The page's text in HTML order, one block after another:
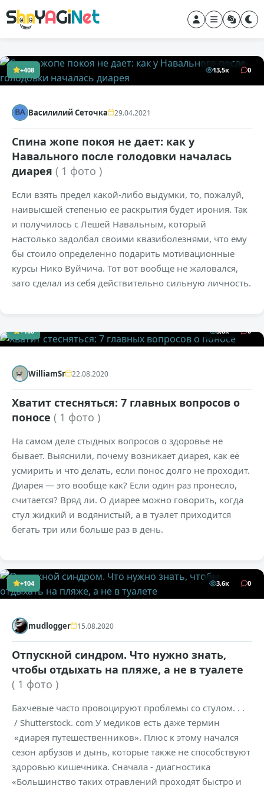
+408 13,5к 0
Василилий Сеточка 29.04.2021
Спина жопе покоя не дает: как у
Навального после голодовки началась
диарея ( 1 фото )
Если взять предел какой-либо выдумки, то, пожалуй,
наивысшей степенью ее раскрытия будет ирония. Так
и получилось с Лешей Навальным, который
настолько задолбал своими квазиболезнями, что ему
бы стоило определенно подарить мотивационные
курсы Нико Вуйчича. Тот вот вообще не жаловался,
зато сделал из себя действительно сильную личность.
+108 3,8к 0
WilliamSr 22.08.2020
Хватит стесняться: 7 главных вопросов о
поносе ( 1 фото )
На самом деле стыдных вопросов о здоровье не
бывает. Выяснили, почему возникает диарея, как её
усмирить и что делать, если понос долго не проходит.
Диарея — это вообще как? Если один раз пронесло,
считается? Вряд ли. О диарее можно говорить, когда
стул жидкий и водянистый, а в туалет приходится
бегать три или больше раз в день.
+104 3,6к 0
mudlogger 15.08.2020
Отпускной синдром. Что нужно знать,
чтобы отдыхать на пляже, а не в туалете
( 1 фото )
Бахчевые часто провоцируют проблемы со стулом. . .
/ Shutterstock. com У медиков есть даже термин
«диарея путешественников». Плюс к этому начался
сезон арбузов и дынь, которые также не способствуют
здоровью кишечника. Сначала - диагностика
«Большинство таких отравлений проходят быстро и